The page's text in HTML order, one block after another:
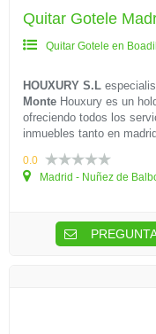
Quitar Gotele
Quitar Gotele en
HOUXURY S.L
Monte Houxury es un
ofreciendo todos los
inmuebles tanto en
0.0
Madrid - Nuñez de